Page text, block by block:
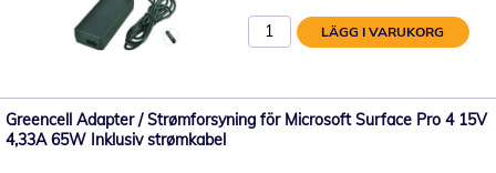
LÄGG I VARUKORG
Greencell Adapter / Strømforsyning för Microsoft Surface Pro 4 15V
4,33A 65W Inklusiv strømkabel